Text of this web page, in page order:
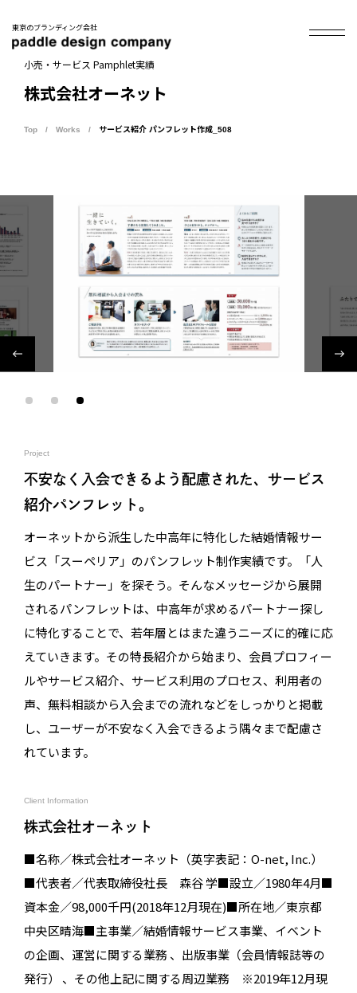
東京のブランディング会社
小売・サービス Pamphlet実績
株式会社オーネット
Top Works サービス紹介 パンフレット作成_508
Project
不安なく入会できるよう配慮された、サービス
紹介パンフレット。
オーネットから派生した中高年に特化した結婚情報サー
ビス「スーペリア」のパンフレット制作実績です。「人
生のパートナー」を探そう。そんなメッセージから展開
されるパンフレットは、中高年が求めるパートナー探し
に特化することで、若年層とはまた違うニーズに的確に応
えていきます。その特長紹介から始まり、会員プロフィー
ルやサービス紹介、サービス利用のプロセス、利用者の
声、無料相談から入会までの流れなどをしっかりと掲載
し、ユーザーが不安なく入会できるよう隅々まで配慮さ
れています。
Client Information
株式会社オーネット
■名称／株式会社オーネット（英字表記：O-net, Inc.）
■代表者／代表取締役社長 森谷 学■設立／1980年4月■
資本金／98,000千円(2018年12月現在)■所在地／東京都
中央区晴海■主事業／結婚情報サービス事業、イベント
の企画、運営に関する業務 、出版事業（会員情報誌等の
発行） 、その他上記に関する周辺業務 ※2019年12月現